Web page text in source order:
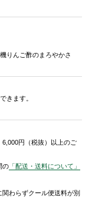
りんご酢のまろやかさ
きます。
6,000円（税抜）以上のご
の 「配送・送料について」
関わらずクール便送料が別